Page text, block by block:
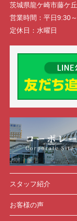
茨城県龍ケ崎市藤ケ
営業時間： 平日9:30
定休日： 水曜日
スタッフ紹介
お客様の声